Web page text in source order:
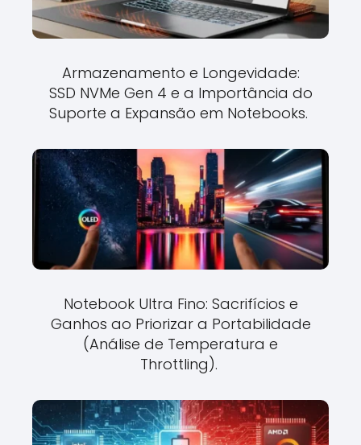
Armazenamento e Longevidade:
SSD NVMe Gen 4 e a Importância do
Suporte a Expansão em Notebooks.
Notebook Ultra Fino: Sacrifícios e
Ganhos ao Priorizar a Portabilidade
(Análise de Temperatura e
Throttling).